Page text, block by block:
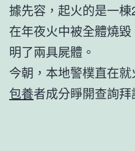
據先容，起火的是一
在年夜火中被全體燒
明了兩具屍體。
今朝，本地警樸直在
包養者成分睜開查詢拜